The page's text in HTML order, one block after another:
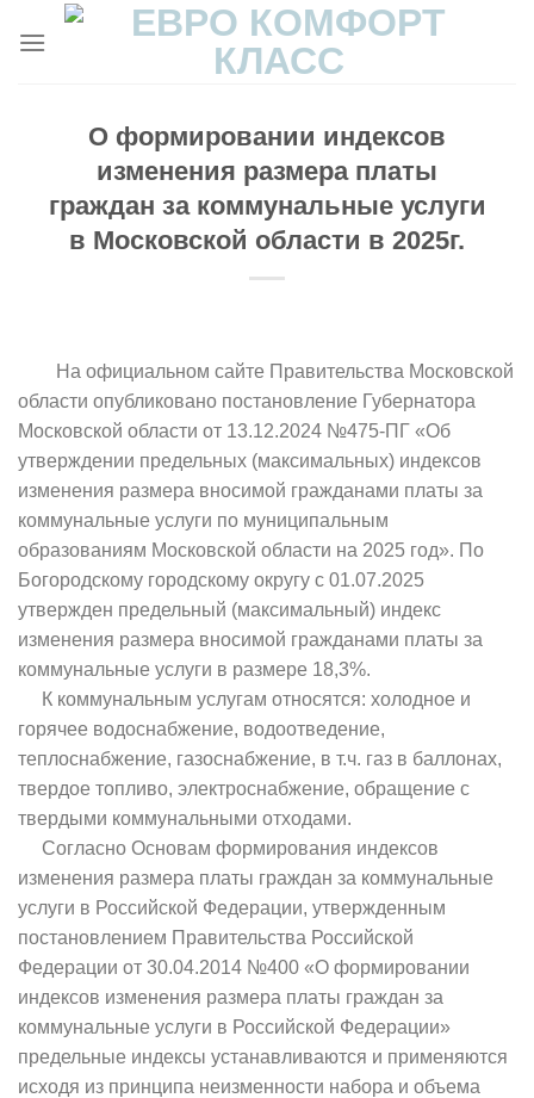
О формировании индексов
изменения размера платы
граждан за коммунальные услуги
в Московской области в 2025г.
На официальном сайте Правительства Московской
области опубликовано постановление Губернатора
Московской области от 13.12.2024 №475-ПГ «Об
утверждении предельных (максимальных) индексов
изменения размера вносимой гражданами платы за
коммунальные услуги по муниципальным
образованиям Московской области на 2025 год». По
Богородскому городскому округу с 01.07.2025
утвержден предельный (максимальный) индекс
изменения размера вносимой гражданами платы за
коммунальные услуги в размере 18,3%.
К коммунальным услугам относятся: холодное и
горячее водоснабжение, водоотведение,
теплоснабжение, газоснабжение, в т.ч. газ в баллонах,
твердое топливо, электроснабжение, обращение с
твердыми коммунальными отходами.
Согласно Основам формирования индексов
изменения размера платы граждан за коммунальные
услуги в Российской Федерации, утвержденным
постановлением Правительства Российской
Федерации от 30.04.2014 №400 «О формировании
индексов изменения размера платы граждан за
коммунальные услуги в Российской Федерации»
предельные индексы устанавливаются и применяются
исходя из принципа неизменности набора и объема